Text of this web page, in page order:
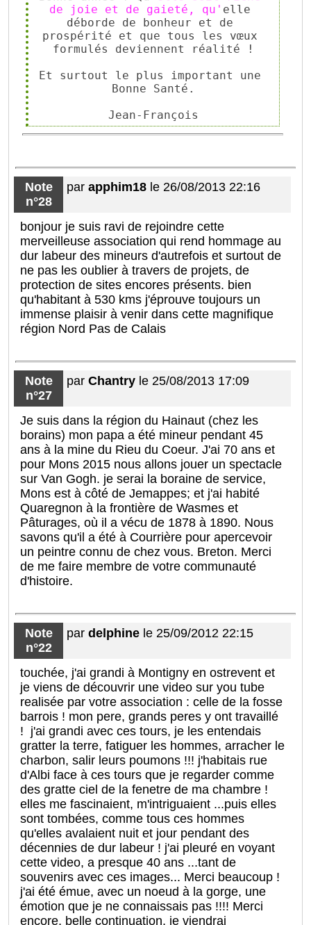
de joie et de gaieté, qu' elle
déborde de bonheur et de
prospérité et que tous les vœux
formulés deviennent réalité !
Et surtout le plus important une
Bonne Santé.
Jean-François
Note
n°28
parapphim18 le 26/08/2013 22:16
bonjour je suis ravi de rejoindre cette
merveilleuse association qui rend hommage au
dur labeur des mineurs d'autrefois et surtout de
ne pas les oublier à travers de projets, de
protection de sites encores présents. bien
qu'habitant à 530 kms j'éprouve toujours un
immense plaisir à venir dans cette magnifique
région Nord Pas de Calais
Note
n°27
parChantry le 25/08/2013 17:09
Je suis dans la région du Hainaut (chez les
borains) mon papa a été mineur pendant 45
ans à la mine du Rieu du Coeur. J'ai 70 ans et
pour Mons 2015 nous allons jouer un spectacle
sur Van Gogh. je serai la boraine de service,
Mons est à côté de Jemappes; et j'ai habité
Quaregnon à la frontière de Wasmes et
Pâturages, où il a vécu de 1878 à 1890. Nous
savons qu'il a été à Courrière pour apercevoir
un peintre connu de chez vous. Breton. Merci
de me faire membre de votre communauté
d'histoire.
Note
n°22
pardelphine le 25/09/2012 22:15
touchée, j'ai grandi à Montigny en ostrevent et
je viens de découvrir une video sur you tube
realisée par votre association : celle de la fosse
barrois ! mon pere, grands peres y ont travaillé
! j'ai grandi avec ces tours, je les entendais
gratter la terre, fatiguer les hommes, arracher le
charbon, salir leurs poumons !!! j'habitais rue
d'Albi face à ces tours que je regarder comme
des gratte ciel de la fenetre de ma chambre !
elles me fascinaient, m'intriguaient ...puis elles
sont tombées, comme tous ces hommes
qu'elles avalaient nuit et jour pendant des
décennies de dur labeur ! j'ai pleuré en voyant
cette video, a presque 40 ans ...tant de
souvenirs avec ces images... Merci beaucoup !
j'ai été émue, avec un noeud à la gorge, une
émotion que je ne connaissais pas !!!! Merci
encore, belle continuation, je viendrai